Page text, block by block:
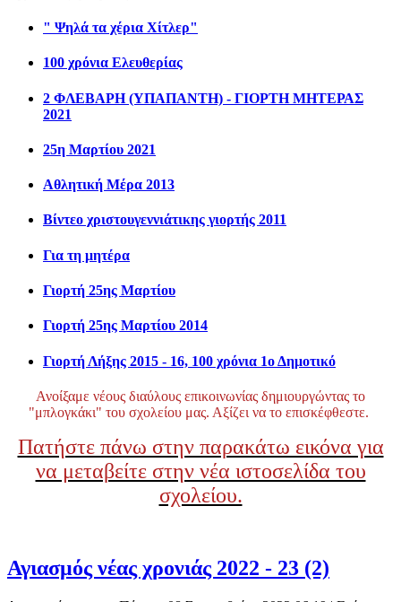
" Ψηλά τα χέρια Χίτλερ"
100 χρόνια Ελευθερίας
2 ΦΛΕΒΑΡΗ (ΥΠΑΠΑΝΤΗ) - ΓΙΟΡΤΗ ΜΗΤΕΡΑΣ
2021
25η Μαρτίου 2021
Αθλητική Μέρα 2013
Βίντεο χριστουγεννιάτικης γιορτής 2011
Για τη μητέρα
Γιορτή 25ης Μαρτίου
Γιορτή 25ης Μαρτίου 2014
Γιορτή Λήξης 2015 - 16, 100 χρόνια 1ο Δημοτικό
Ανοίξαμε νέους διαύλους επικοινωνίας δημιουργώντας το
"μπλογκάκι" του σχολείου μας. Αξίζει να το επισκέφθεστε.
Πατήστε πάνω στην παρακάτω εικόνα για
να μεταβείτε στην νέα ιστοσελίδα του
σχολείου.
Αγιασμός νέας χρονιάς 2022 - 23 (2)